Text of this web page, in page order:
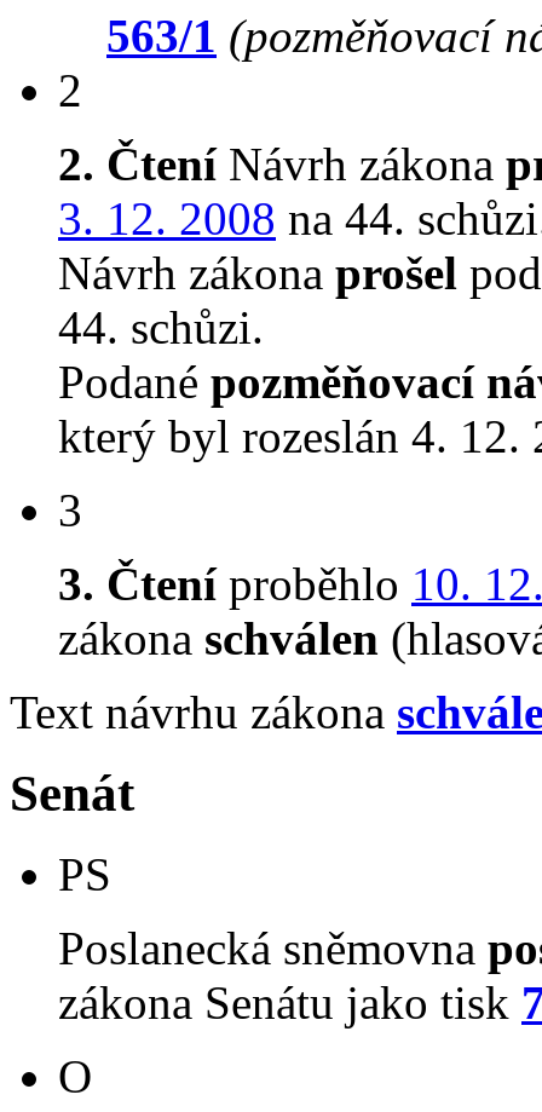
563/1 (pozměňovací
2
2. ČteníNávrh zákona
3. 12. 2008 na 44.
Návrh zákona prošel
44. schůzi.
Podané pozměňovací
který byl rozeslán 4. 12.
3
3. Čteníproběhlo 10.
zákona schválen
Text návrhu zákona
Senát
PS
Poslanecká sněmovna
zákona Senátu jako tisk
O